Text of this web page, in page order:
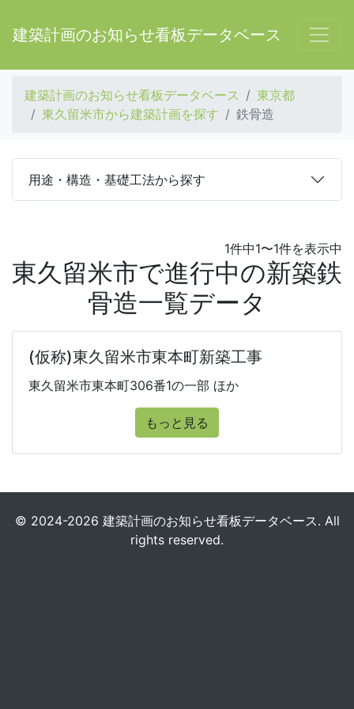
建築計画のお知らせ看板データベース
建築計画のお知らせ看板データベース
東京都
東久留米市から建築計画を探す
鉄骨造
用途・構造・基礎工法から探す
1件中1〜1件を表示中
東久留米市で進行中の新築鉄
骨造一覧データ
(仮称)東久留米市東本町新築工事
東久留米市東本町306番1の一部 ほか
もっと見る
© 2024-2026 建築計画のお知らせ看板データベース. All
rights reserved.